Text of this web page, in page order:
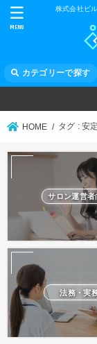
株式会社ビ
カテゴリーで探す
MENU
HOME タグ : 安
サロン運営者
法務・実